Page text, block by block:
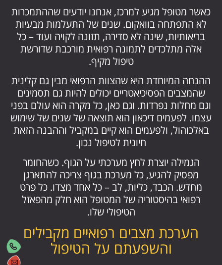
כאשר מטופל מגיע למרכז, אנחנו יודעים שההתמכרות
לא התפתחה בוואקום. שנים של התעלמות מבעיות
בריאותיות, שינה לא סדירה, תזונה לקויה ועוד – כל
אלה מתלכדים לתמונה רפואית מורכבת שדורשת
טיפול מקיף.
ההנחה המיוחדת היא שהצוות הרפואי מבין גם קלינית
שהמצבים הפסיכיאטריים יכולים להיות גם תסמינים
וגם מחלות נפרדות. וגם כאן, כל מקרה הוא עולם בפני
עצמו. לפעמים דיכאון הוא תוצאה של שנים של שימוש
באלכוהול, ולפעמים הוא קיים במקביל וההבנה הזאת
חיונית לטיפול נכון.
הגמילה יוצרת לחץ מערכתי על הגוף. כשהחומר
מפסיק להגיע, כל מערכת בגוף צריכה להתארגן
מחדש. הכבד, כליות, לב – כל אחד מצדו. כל פרט
רפואי בהיסטוריה של המטופל הוא חלק מהפאזל
הטיפולי שלו.
הערכת מצבים רפואיים מקבילים
והשפעתם על הטיפול